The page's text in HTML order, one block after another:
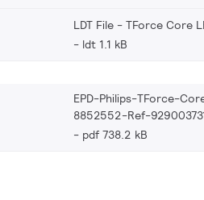
LDT File - TForce Core
ldt 1.1 kB
EPD-Philips-TForce-
8852552-Ref-
pdf 738.2 kB